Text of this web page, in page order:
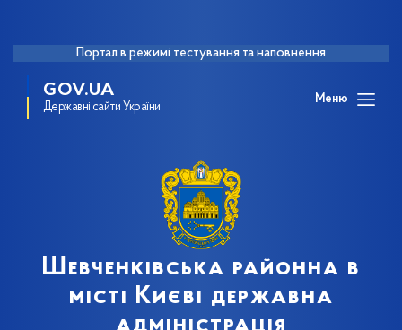
Портал в режимі тестування та наповнення
GOV.UA
Державні сайти України
Меню
Шевченківська районна в
місті Києві державна